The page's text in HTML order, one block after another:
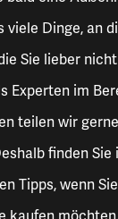
viele Dinge, an
Sie lieber
Experten im
teilen wir
finden Sie
Tipps, wenn